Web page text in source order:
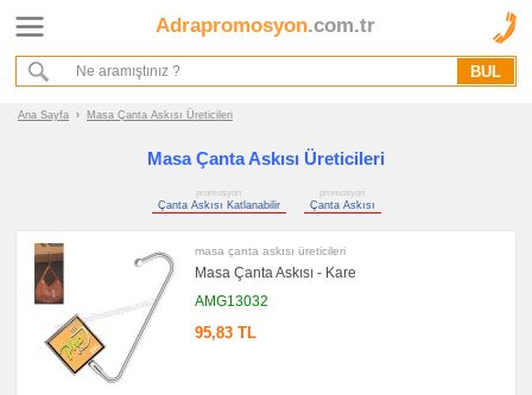
Adrapromosyon.com.tr
Ana Sayfa › Masa Çanta Askısı Üreticileri
Masa Çanta Askısı Üreticileri
promosyon
Çanta Askısı Katlanabilir
promosyon
Çanta Askısı
masa çanta askısı üreticileri
Masa Çanta Askısı - Kare
AMG13032
95,83 TL
Ana Sayfa
Hakkımızda
Kurumsal Hizmet Akışımız
Askısı
promosyon
Çanta
Askısı
Katlanabilir